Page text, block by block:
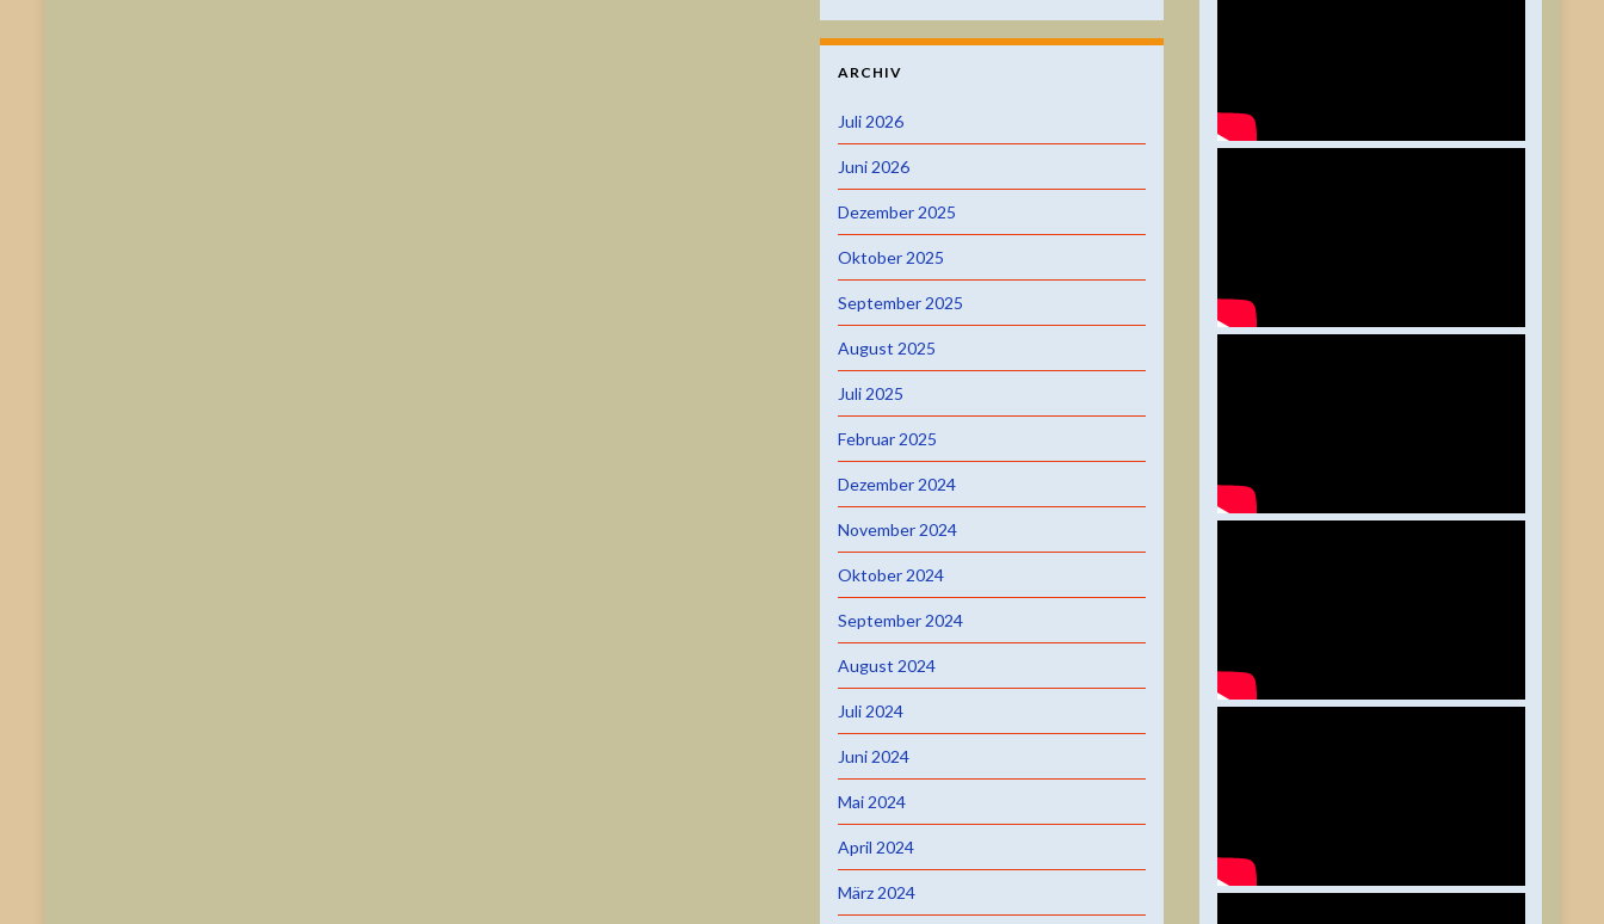
ARCHIV
Juli 2026
Juni 2026
Dezember 2025
Oktober 2025
September 2025
August 2025
Juli 2025
Februar 2025
Dezember 2024
November 2024
Oktober 2024
September 2024
August 2024
Juli 2024
Juni 2024
Mai 2024
April 2024
März 2024